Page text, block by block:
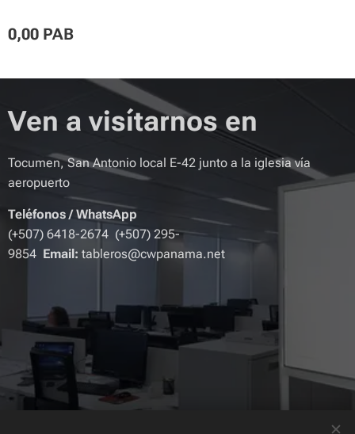
0,00 PAB
Ven a visítarnos en
Tocumen, San Antonio local E-42 junto a la iglesia vía
aeropuerto
Teléfonos/WhatsApp
(+507) 6418-2674 (+507) 295-
9854 Email: tableros@cwpanama.net